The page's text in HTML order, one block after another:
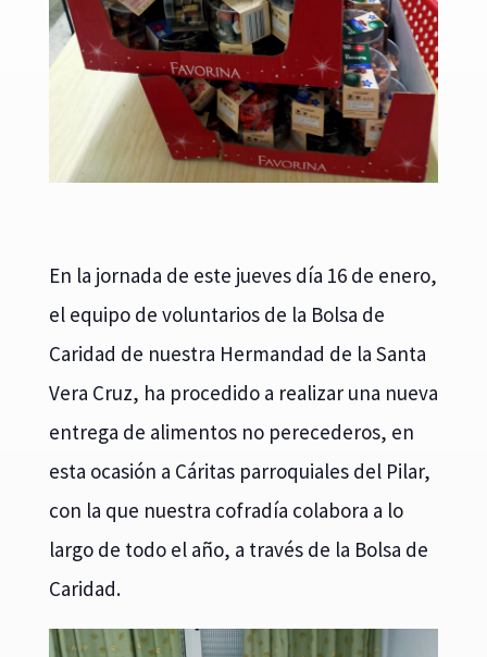
En la jornada de este jueves día 16 de enero,
el equipo de voluntarios de la Bolsa de
Caridad de nuestra Hermandad de la Santa
Vera Cruz, ha procedido a realizar una nueva
entrega de alimentos no perecederos, en
esta ocasión a Cáritas parroquiales del Pilar,
con la que nuestra cofradía colabora a lo
largo de todo el año, a través de la Bolsa de
Caridad.